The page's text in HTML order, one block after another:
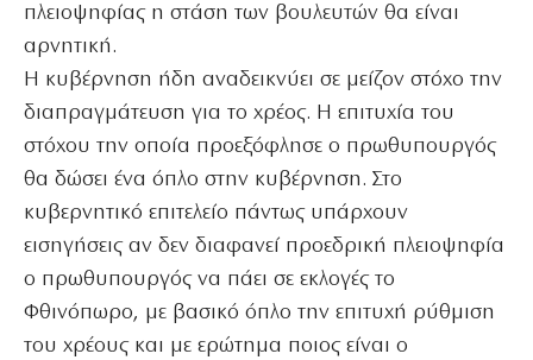
πλειοψηφίας η στάση των βουλευτών θα είναι
αρνητική.
Η κυβέρνηση ήδη αναδεικνύει σε μείζον στόχο την
διαπραγμάτευση για το χρέος. Η επιτυχία του
στόχου την οποία προεξόφλησε ο πρωθυπουργός
θα δώσει ένα όπλο στην κυβέρνηση. Στο
κυβερνητικό επιτελείο πάντως υπάρχουν
εισηγήσεις αν δεν διαφανεί προεδρική πλειοψηφία
ο πρωθυπουργός να πάει σε εκλογές το
Φθινόπωρο, με βασικό όπλο την επιτυχή ρύθμιση
του χρέους και με ερώτημα ποιος είναι ο